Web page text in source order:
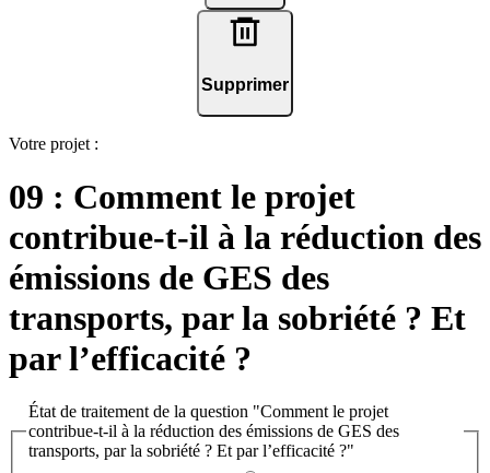
Supprimer
Votre projet :
09 : Comment le projet
contribue-t-il à la réduction des
émissions de GES des
transports, par la sobriété ? Et
par l’efficacité ?
État de traitement de la question "Comment le projet
contribue-t-il à la réduction des émissions de GES des
transports, par la sobriété ? Et par l’efficacité ?"